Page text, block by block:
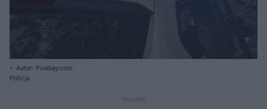
Autor: Pixabay.com
Policja